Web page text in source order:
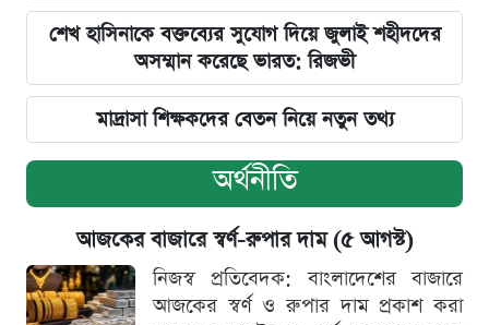
শেখ হাসিনাকে বক্তব্যের সুযোগ দিয়ে জুলাই শহীদদের
অসম্মান করেছে ভারত: রিজভী
মাদ্রাসা শিক্ষকদের বেতন নিয়ে নতুন তথ্য
অর্থনীতি
আজকের বাজারে স্বর্ণ-রুপার দাম (৫ আগস্ট)
নিজস্ব প্রতিবেদক: বাংলাদেশের বাজারে
আজকের স্বর্ণ ও রুপার দাম প্রকাশ করা